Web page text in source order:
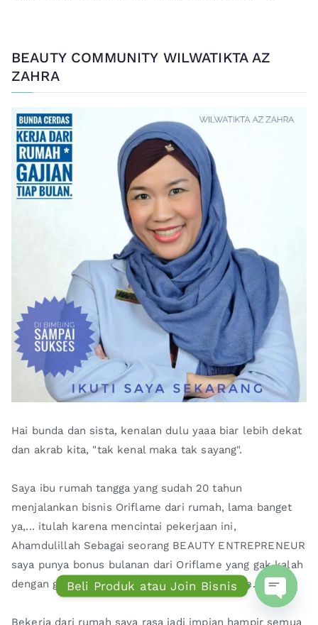
BEAUTY COMMUNITY WILWATIKTA AZ
ZAHRA
Hai bunda dan sista, kenalan dulu yaaa biar lebih dekat
dan akrab kita, "tak kenal maka tak sayang".
Saya ibu rumah tangga yang sudah 20 tahun
menjalankan bisnis Oriflame dari rumah, lama banget
ya,... itulah karena mencintai pekerjaan ini,
Ahamdulillah Sebagai seorang BEAUTY ENTREPRENEUR
saya punya bonus bulanan dari Oriflame yang gak kalah
dengan gaji kantoran seorang midle executive.
Bekerja dari rumah saya rasa jadi impian hampir semua
Beli Produk atau Join Bisnis